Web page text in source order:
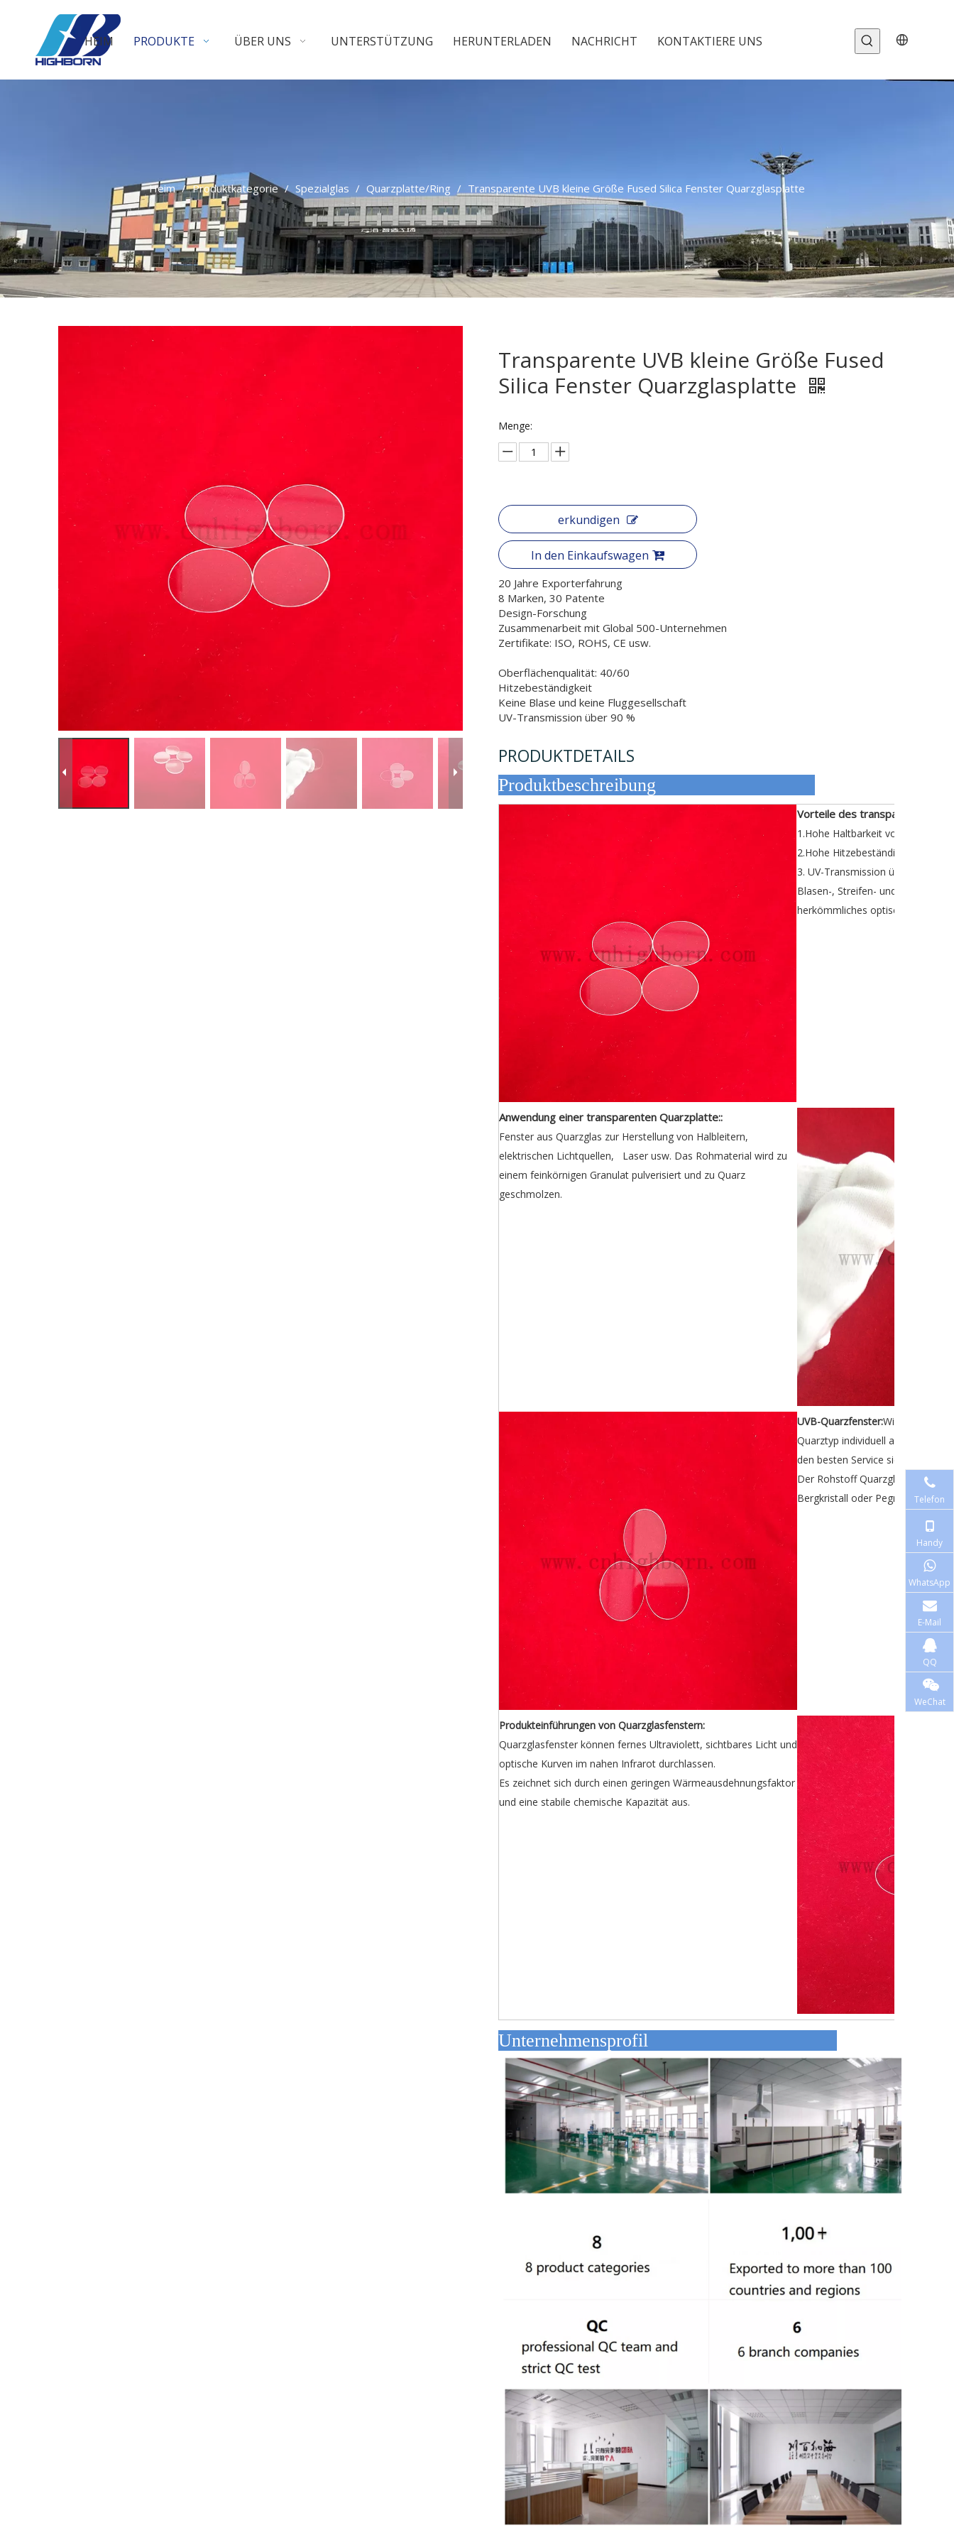
HEIM PRODUKTE ÜBER UNS UNTERSTÜTZUNG HERUNTERLADEN NACHRICHT KONTAKTIERE UNS
Heim / Produktkategorie / Spezialglas / Quarzplatte/Ring / Transparente UVB kleine Größe Fused Silica Fenster Quarzglasplatte
Transparente UVB kleine Größe Fused
Silica Fenster Quarzglasplatte
Menge:
erkundigen
In den Einkaufswagen
20 Jahre Exporterfahrung
8 Marken, 30 Patente
Design-Forschung
Zusammenarbeit mit Global 500-Unternehmen
Zertifikate: ISO, ROHS, CE usw.
Oberflächenqualität: 40/60
Hitzebeständigkeit
Keine Blase und keine Fluggesellschaft
UV-Transmission über 90 %
PRODUKTDETAILS
Produktbeschreibung
Vorteile des transparenten
1.Hohe Haltbarkeit von kleine
2.Hohe Hitzebeständigkeit
3. UV-Transmission über 90 %
Blasen-, Streifen- und
herkömmliches optisches Glas.
Anwendung einer transparenten Quarzplatte::
Fenster aus Quarzglas zur Herstellung von Halbleitern,
elektrischen Lichtquellen, Laser usw. Das Rohmaterial wird zu
einem feinkörnigen Granulat pulverisiert und zu Quarz
geschmolzen.
UVB-Quarzfenster:Wir können
Quarztyp individuell anpassen.
den besten Service sicherstellen.
Der Rohstoff Quarzglas ist ein
Bergkristall oder Pegmatit-
Produkteinführungen von Quarzglasfenstern:
Quarzglasfenster können fernes Ultraviolett, sichtbares Licht und
optische Kurven im nahen Infrarot durchlassen.
Es zeichnet sich durch einen geringen Wärmeausdehnungsfaktor
und eine stabile chemische Kapazität aus.
Unternehmensprofil
Telefon
Handy
WhatsApp
E-Mail
QQ
WeChat